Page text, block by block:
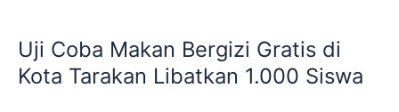
Uji Coba Makan Bergizi Gratis di
Kota Tarakan Libatkan 1.000 Siswa
Makan
Bergizi